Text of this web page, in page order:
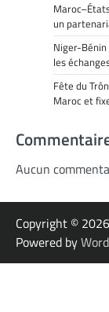
un
Niger-
les
Fête du
Maroc et
Aucun
Copyright © 2026
Powered by